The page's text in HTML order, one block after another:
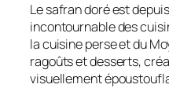
Le safran doré est
incontournable des
la cuisine perse et du
ragoûts et desserts,
visuellement